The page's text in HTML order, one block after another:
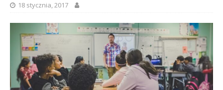
18 stycznia, 2017